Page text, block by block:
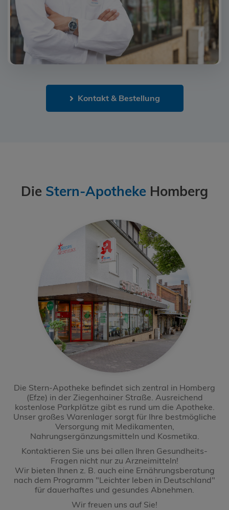
Kontakt & Bestellung
Die Stern-Apotheke Homberg
Die Stern-Apotheke befindet sich zentral in Homberg
(Efze) in der Ziegenhainer Straße. Ausreichend
kostenlose Parkplätze gibt es rund um die Apotheke.
Unser großes Warenlager sorgt für Ihre bestmögliche
Versorgung mit Medikamenten,
Nahrungsergänzungsmitteln und Kosmetika.
Kontaktieren Sie uns bei allen Ihren Gesundheits-
Fragen nicht nur zu Arzneimitteln!
Wir bieten Ihnen z. B. auch eine Ernährungsberatung
nach dem Programm "Leichter leben in Deutschland"
für dauerhaftes und gesundes Abnehmen.
Wir freuen uns auf Sie!